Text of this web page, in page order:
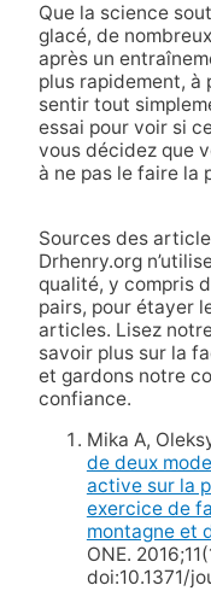
Que la science
glacé, de
après un
plus rapidement, à
sentir tout
essai pour voir si
vous décidez que
à ne pas le faire la
Sources des
Drhenry.org
qualité, y compris
pairs, pour étayer
articles. Lisez
savoir plus sur la
et gardons notre
confiance.
Mika A,
de deux
active sur la
exercice de
montagne et
ONE.
doi:10.1371/